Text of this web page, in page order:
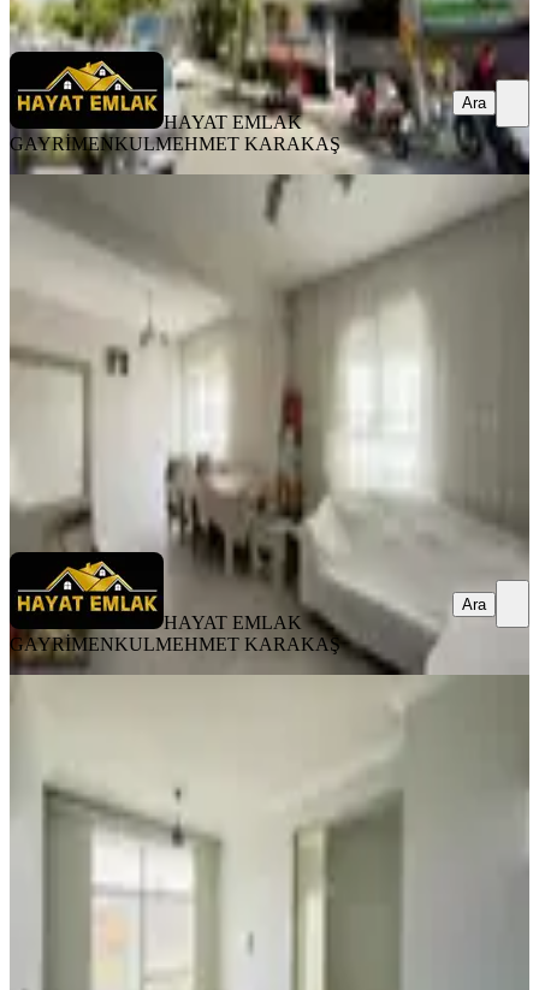
Ara
HAYAT EMLAK
GAYRİMENKULMEHMET KARAKAŞ
Ara
Hayat Emlak'tan Turgut Özal Parkı
Yanı 2+1 Temiz Bakımlı Son Kat
Haliliye, Ulubatlı Mahallesi
2+1
130 m² 06.08.2026
1.400.000 ₺
HAYAT EMLAK GAYRİMENKUL MEHMET KARAKAŞ
HAYAT EMLAK
GAYRİMENKULMEHMET KARAKAŞ
Ara
Hayat Emlak'tan Şehir Hastanesi
Haliliye, Dağeteği Mahallesi
2+1·90 m² 2. Kat· 06.08.2026
HAYAT EMLAK GAYRİMENKUL